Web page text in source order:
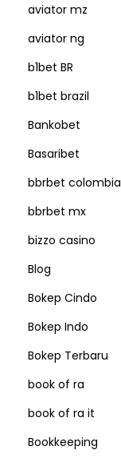
aviator mz
aviator ng
b1bet BR
b1bet brazil
Bankobet
Basaribet
bbrbet colombia
bbrbet mx
bizzo casino
Blog
Bokep Cindo
Bokep Indo
Bokep Terbaru
book of ra
book of ra it
Bookkeeping